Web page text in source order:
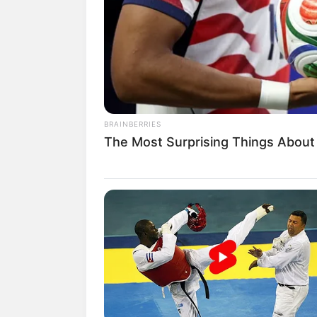
Penantian panjang dalam menuntaskan
dengan penuh perjuangan akhirnya
kelulusan atau wisuda.
Dalam perayaan ini siapapun pasti
cantik.Untuk tampil memukau satu hal
Dengan makeup yang baik, mau pakai
membuat penampilan tampak stunning.
Gaya makeup juga bisa bervariasi, jika
Berikut ini 10 makeup wisuda yang
lebih baik sesuaikan juga dengan
Baca juga:10 Ide Prewedding
BRAINBERRIES
The Most Surprising Things